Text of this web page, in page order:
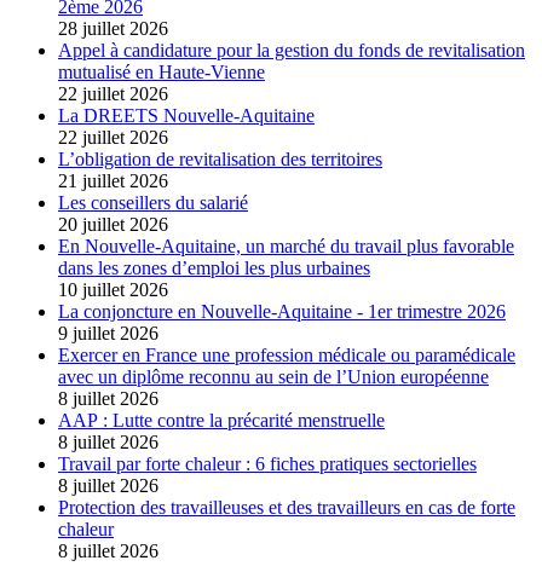
2ème 2026
28 juillet 2026
Appel à candidature pour la gestion du fonds de revitalisation
mutualisé en Haute-Vienne
22 juillet 2026
La DREETS Nouvelle-Aquitaine
22 juillet 2026
L’obligation de revitalisation des territoires
21 juillet 2026
Les conseillers du salarié
20 juillet 2026
En Nouvelle-Aquitaine, un marché du travail plus favorable
dans les zones d’emploi les plus urbaines
10 juillet 2026
La conjoncture en Nouvelle-Aquitaine - 1er trimestre 2026
9 juillet 2026
Exercer en France une profession médicale ou paramédicale
avec un diplôme reconnu au sein de l’Union européenne
8 juillet 2026
AAP : Lutte contre la précarité menstruelle
8 juillet 2026
Travail par forte chaleur : 6 fiches pratiques sectorielles
8 juillet 2026
Protection des travailleuses et des travailleurs en cas de forte
chaleur
8 juillet 2026